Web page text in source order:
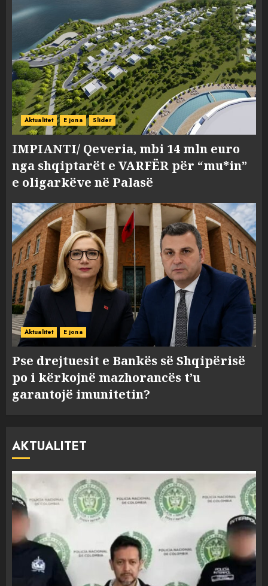
Aktualitet E jona Slider
IMPIANTI/ Qeveria, mbi 14 mln euro
nga shqiptarët e VARFËR për “mu*in”
e oligarkëve në Palasë
Aktualitet E jona
Pse drejtuesit e Bankës së Shqipërisë
po i kërkojnë mazhorancës t’u
garantojë imunitetin?
AKTUALITET